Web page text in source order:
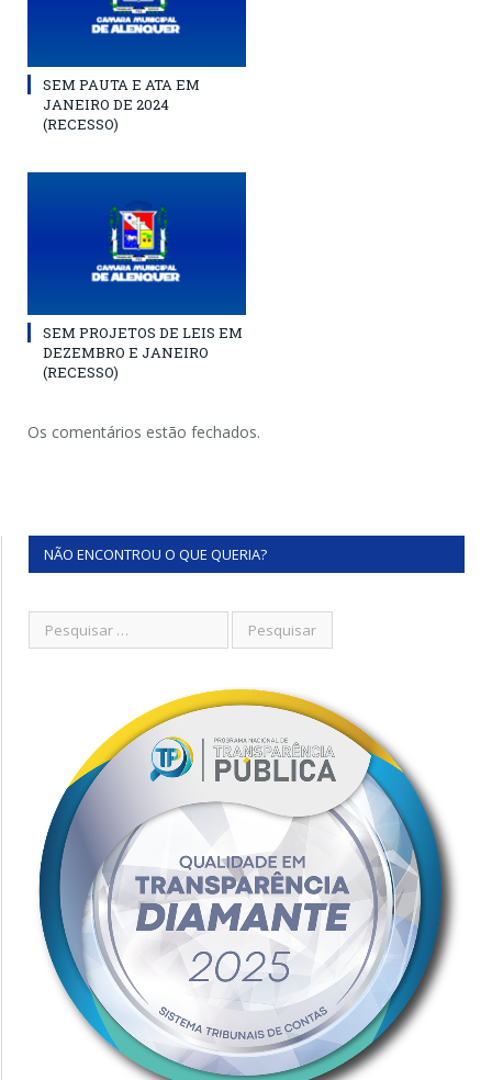
SEM PAUTA E ATA EM
JANEIRO DE 2024
(RECESSO)
SEM PROJETOS DE LEIS EM
DEZEMBRO E JANEIRO
(RECESSO)
Os comentários estão fechados.
NÃO ENCONTROU O QUE QUERIA?